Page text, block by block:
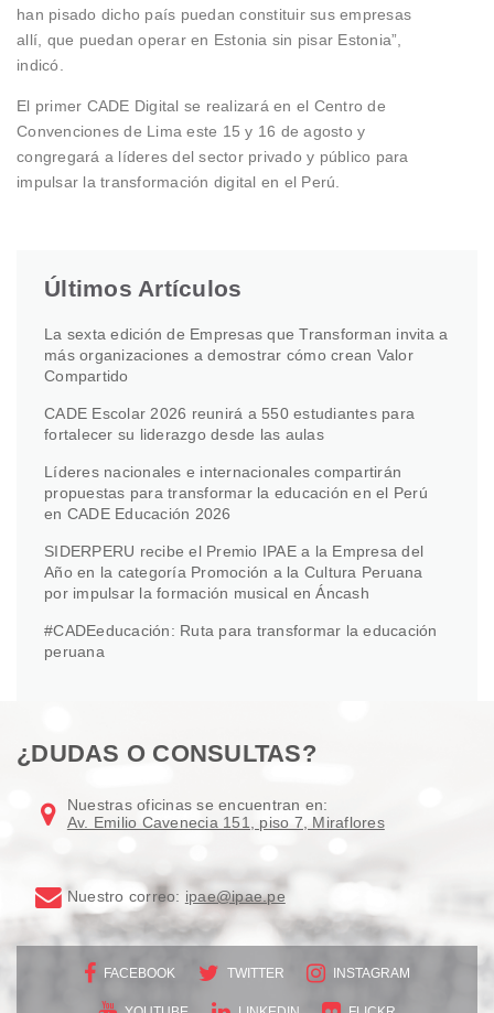
han pisado dicho país puedan constituir sus empresas
allí, que puedan operar en Estonia sin pisar Estonia”,
indicó.
El primer CADE Digital se realizará en el Centro de
Convenciones de Lima este 15 y 16 de agosto y
congregará a líderes del sector privado y público para
impulsar la transformación digital en el Perú.
Últimos Artículos
La sexta edición de Empresas que Transforman invita a
más organizaciones a demostrar cómo crean Valor
Compartido
CADE Escolar 2026 reunirá a 550 estudiantes para
fortalecer su liderazgo desde las aulas
Líderes nacionales e internacionales compartirán
propuestas para transformar la educación en el Perú
en CADE Educación 2026
SIDERPERU recibe el Premio IPAE a la Empresa del
Año en la categoría Promoción a la Cultura Peruana
por impulsar la formación musical en Áncash
#CADEeducación: Ruta para transformar la educación
peruana
¿DUDAS O CONSULTAS?
Nuestras oficinas se encuentran en:
Av. Emilio Cavenecia 151, piso 7, Miraflores
Nuestro correo: ipae@ipae.pe
FACEBOOK TWITTER INSTAGRAM